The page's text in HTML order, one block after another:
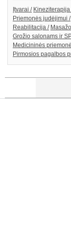
Įtvarai / Kineziterapija
Priemonės judėjimui /
Reabilitacija /
Grožio salonams ir
Medicininės
Pirmosios pagalbos